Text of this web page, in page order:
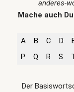
anderes-
Mache auch
A
B C D
P
Q R S
Der